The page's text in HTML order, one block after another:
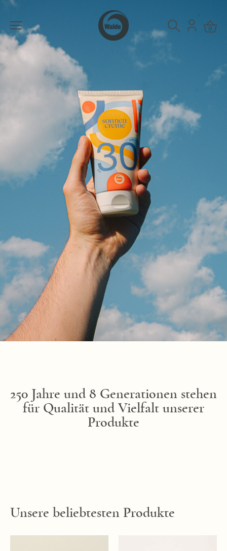
250 Jahre und 8 Generationen stehen
für Qualität und Vielfalt unserer
Produkte
Unsere beliebtesten Produkte